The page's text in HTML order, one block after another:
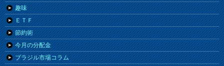
趣味
ＥＴＦ
節約術
今月の分配金
ブラジル市場コラム